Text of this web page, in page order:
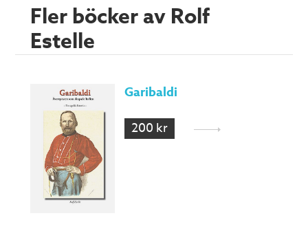
Fler böcker av Rolf
Estelle
Garibaldi
200 kr